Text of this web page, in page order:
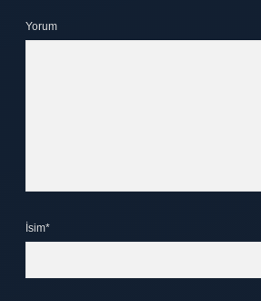
Yorum
İsim*